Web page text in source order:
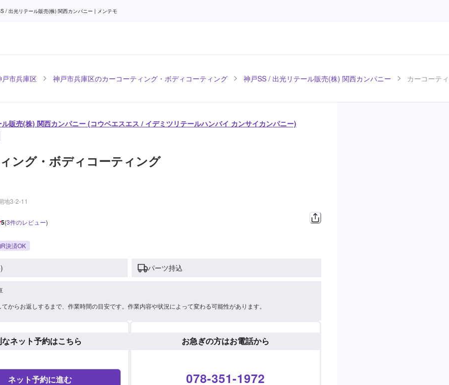
/ 出光リテール販売(株) 関西カンパニー | メンテモ
戸市兵庫区 神戸市兵庫区のカーコーティング・ボディコーティング 神戸SS / 出光リテール販売(株) 関西カンパニー カーコーテ
販売(株) 関西カンパニー (コウベエスエス / イデミツリテールハンバイ カンサイカンパニー)
ング・ボディコーティング
地3-2-11
5(3件のレビュー)
決済OK
パーツ持込
からお返しするまで、作業時間の目安です。作業内容や状況によって変わる可能性があります。
ネット予約はこちら
ネット予約に進む
お急ぎの方はお電話から
078-351-1972